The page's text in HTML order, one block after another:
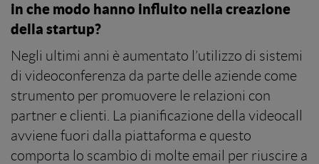
in che modo hanno influito nella creazione
della startup?
Negli ultimi anni è aumentato l’utilizzo di sistemi
di videoconferenza da parte delle aziende come
strumento per promuovere le relazioni con
partner e clienti. La pianificazione della videocall
avviene fuori dalla piattaforma e questo
comporta lo scambio di molte email per riuscire a